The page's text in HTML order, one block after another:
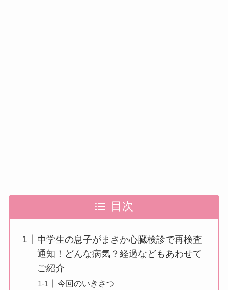
目次
中学生の息子がまさか心臓検診で再検査
通知！どんな病気？経過などもあわせて
ご紹介
今回のいきさつ